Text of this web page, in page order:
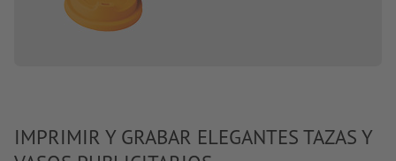
IMPRIMIR Y GRABAR ELEGANTES TAZAS Y